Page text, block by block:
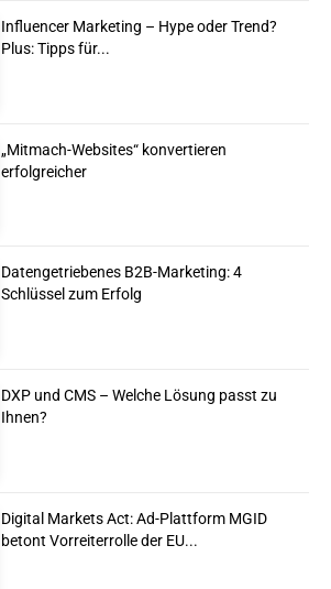
Influencer Marketing – Hype oder Trend?
Plus: Tipps für...
„Mitmach-Websites“ konvertieren
erfolgreicher
Datengetriebenes B2B-Marketing: 4
Schlüssel zum Erfolg
DXP und CMS – Welche Lösung passt zu
Ihnen?
Digital Markets Act: Ad-Plattform MGID
betont Vorreiterrolle der EU...